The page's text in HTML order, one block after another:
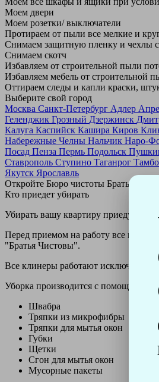
Моем двери
Моем розетки/ выключатели
Протираем от пыли все мелкие и
Снимаем защитную пленку и чехлы
Снимаем скотч
Избавляем от строительной пыли
Избавляем мебель от строительной
Оттираем следы и капли краски,
Выберите свой город
Москва Санкт-Петербург Адлер
Геленджик Грозный Дзержинск
Калуга Каспийск Кашира Киров
Набережные Челны Нальчик Наро-
Посад Пенза Пермь Подольск
Ставрополь Ступино Таганрог
Якутск Ярославль
Откройте Бюро чистоты Братьев
Кто приедет убирать
Убирать вашу квартиру приедут
Перед приемом на работу все
"Братья Чистовы".
Все клинеры работают
Уборка производится с помощью
Швабра
Тряпки из микрофибры
Тряпки для мытья окон
Губки
Щетки
Сгон для мытья окон
Мусорные пакеты